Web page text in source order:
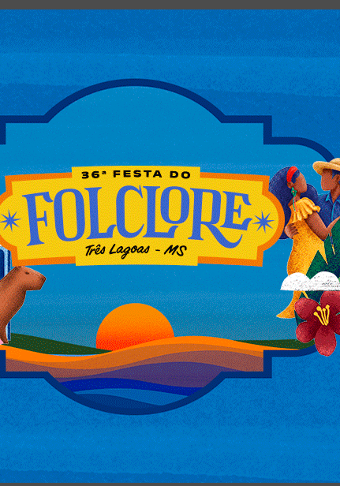
O homicídio segue em
investigações da Derf, que
por Ermildo, sendo que
ser comunicadas à Derf”.
agride um homem a socos
O caso aconteceu no dia 14
Polícia Civil nesta terça-feira
com seu cachorro quando, ao
que havia sido descoberto, o
com os itens.
que fizeram com que ele
deparar com o bandido, ela foi
para o bandido, que fugiu